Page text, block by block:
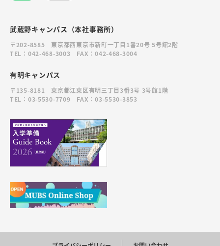
武蔵野キャンパス（本社事務所）
〒202-8585 東京都西東京市新町一丁目1番20号 5号館2階
TEL：042-468-3003 FAX：042-468-3004
有明キャンパス
〒135-8181 東京都江東区有明三丁目3番3号 3号館1階
TEL：03-5530-7709 FAX：03-5530-3853